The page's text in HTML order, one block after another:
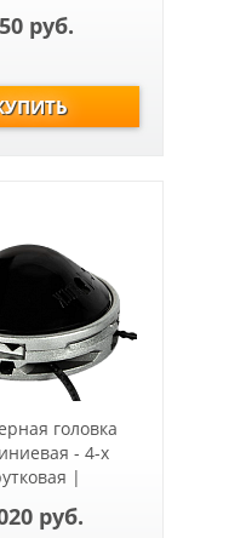
руб.
головка
- 4-х
|
косы | для
руб.